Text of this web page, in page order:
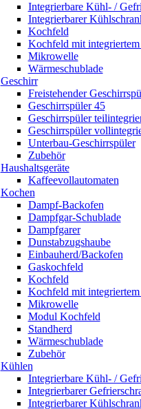
Integrierbare Kühl- /
Integrierbarer
Kochfeld
Kochfeld mit
Mikrowelle
Wärmeschublade
Geschirr
Freistehender
Geschirrspüler 45
Geschirrspüler
Geschirrspüler
Unterbau-Geschirrspüler
Zubehör
Haushaltsgeräte
Kaffeevollautomaten
Kochen
Dampf-Backofen
Dampfgar-Schublade
Dampfgarer
Dunstabzugshaube
Einbauherd/Backofen
Gaskochfeld
Kochfeld
Kochfeld mit
Mikrowelle
Modul Kochfeld
Standherd
Wärmeschublade
Zubehör
Kühlen
Integrierbare Kühl- /
Integrierbarer
Integrierbarer